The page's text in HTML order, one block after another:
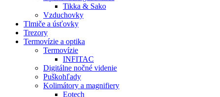
Tikka & Sako
Vzduchovky
Tlmiče a úsťovky
Trezory
Termovízie a optika
Termovízie
INFITAC
Digitálne nočné videnie
Puškohľady
Kolimátory a magnifiery
Eotech